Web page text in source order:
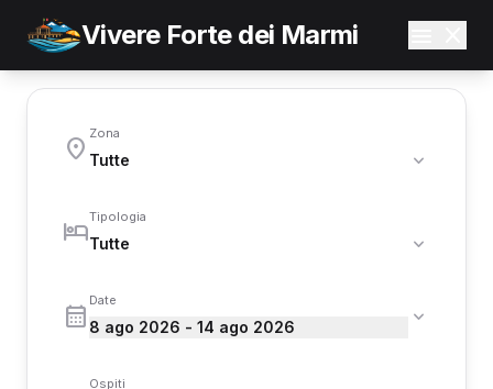
Vivere Forte dei Marmi
Zona
Tipologia
Date
8 ago 2026 - 14 ago 2026
Ospiti